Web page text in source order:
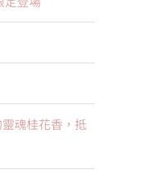
魂桂花香，抵